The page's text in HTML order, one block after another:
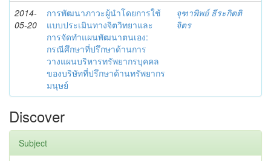
2014-
05-20
การพัฒนาภาวะผู้นำโดยการใช้
แบบประเมินทางจิตวิทยาและ
การจัดทำแผนพัฒนาตนเอง:
กรณีศึกษาที่ปรึกษาด้านการ
วางแผนบริหารทรัพยากรบุคคล
ของบริษัทที่ปรึกษาด้านทรัพยากร
มนุษย์
จุฑาพิพย์ ธีระกิตติ
จิตร
Discover
Subject